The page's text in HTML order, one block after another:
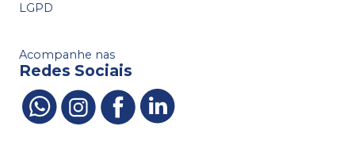
LGPD
Acompanhe nas
Redes Sociais